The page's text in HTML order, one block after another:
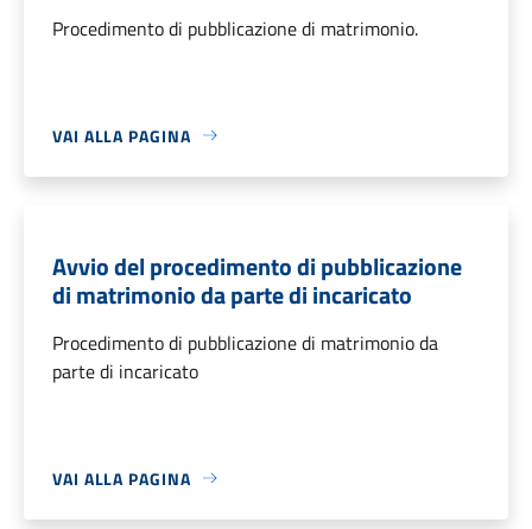
Procedimento di pubblicazione di matrimonio.
VAI ALLA PAGINA
Avvio del procedimento di pubblicazione
di matrimonio da parte di incaricato
Procedimento di pubblicazione di matrimonio da
parte di incaricato
VAI ALLA PAGINA